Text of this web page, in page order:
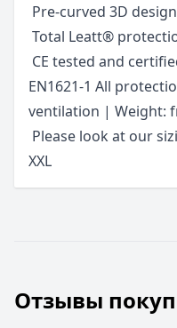
 Pre-curved 3D
 Total Leatt®
 CE tested and
EN1621-1 All
ventilation | Weight:
 Please look at our
XXL
Отзывы